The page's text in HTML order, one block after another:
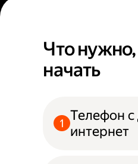
Что
начать
Телефон с
интернет